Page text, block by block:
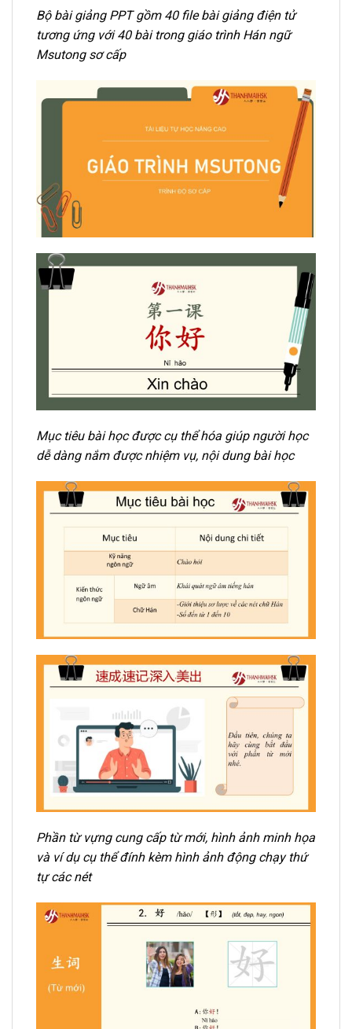
Bộ bài giảng PPT gồm 40 file bài giảng điện tử
tương ứng với 40 bài trong giáo trình Hán ngữ
Msutong sơ cấp
Mục tiêu bài học được cụ thể hóa giúp người học
dễ dàng nắm được nhiệm vụ, nội dung bài học
Phần từ vựng cung cấp từ mới, hình ảnh minh họa
và ví dụ cụ thể đính kèm hình ảnh động chạy thứ
tự các nét